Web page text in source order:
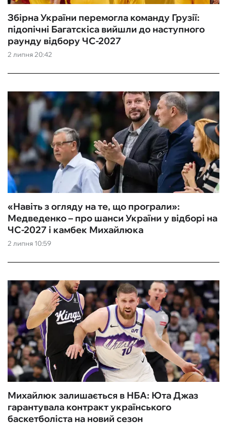
2 липня 20:42
Збірна України перемогла команду Грузії:
підопічні Багатскіса вийшли до наступного
раунду відбору ЧС-2027
2 липня 10:59
«Навіть з огляду на те, що програли»:
Медведенко – про шанси України у відборі на
ЧС-2027 і камбек Михайлюка
Михайлюк залишається в НБА: Юта Джаз
гарантувала контракт українського
баскетболіста на новий сезон